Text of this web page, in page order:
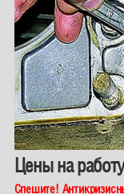
Цены на
Спешите!